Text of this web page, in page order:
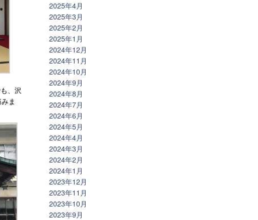
、沢
ま
2025年4月
2025年3月
2025年2月
2025年1月
2024年12月
2024年11月
2024年10月
2024年9月
2024年8月
2024年7月
2024年6月
2024年5月
2024年4月
2024年3月
2024年2月
2024年1月
2023年12月
2023年11月
2023年10月
2023年9月